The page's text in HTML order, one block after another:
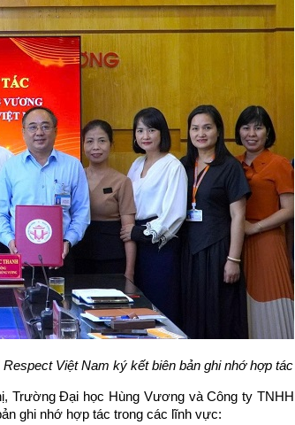
Việt Nam ký kết biên bản ghi nhớ hợp tác
Trường Đại học Hùng Vương và Công ty TNHH
ghi nhớ hợp tác trong các lĩnh vực: